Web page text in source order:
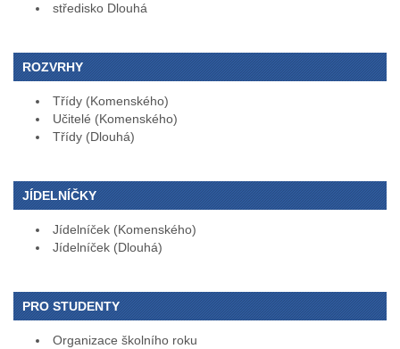
středisko Dlouhá
ROZVRHY
Třídy (Komenského)
Učitelé (Komenského)
Třídy (Dlouhá)
JÍDELNÍČKY
Jídelníček (Komenského)
Jídelníček (Dlouhá)
PRO STUDENTY
Organizace školního roku